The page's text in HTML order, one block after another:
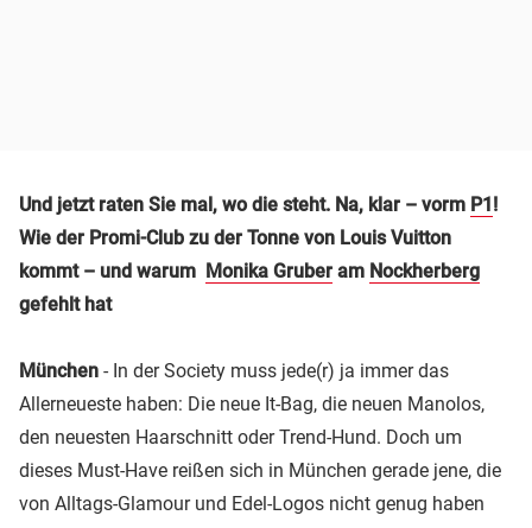
Und jetzt raten Sie mal, wo die steht. Na, klar – vorm P1!
Wie der Promi-Club zu der Tonne von Louis Vuitton
kommt – und warum Monika Gruber am Nockherberg
gefehlt hat
München - In der Society muss jede(r) ja immer das
Allerneueste haben: Die neue It-Bag, die neuen Manolos,
den neuesten Haarschnitt oder Trend-Hund. Doch um
dieses Must-Have reißen sich in München gerade jene, die
von Alltags-Glamour und Edel-Logos nicht genug haben